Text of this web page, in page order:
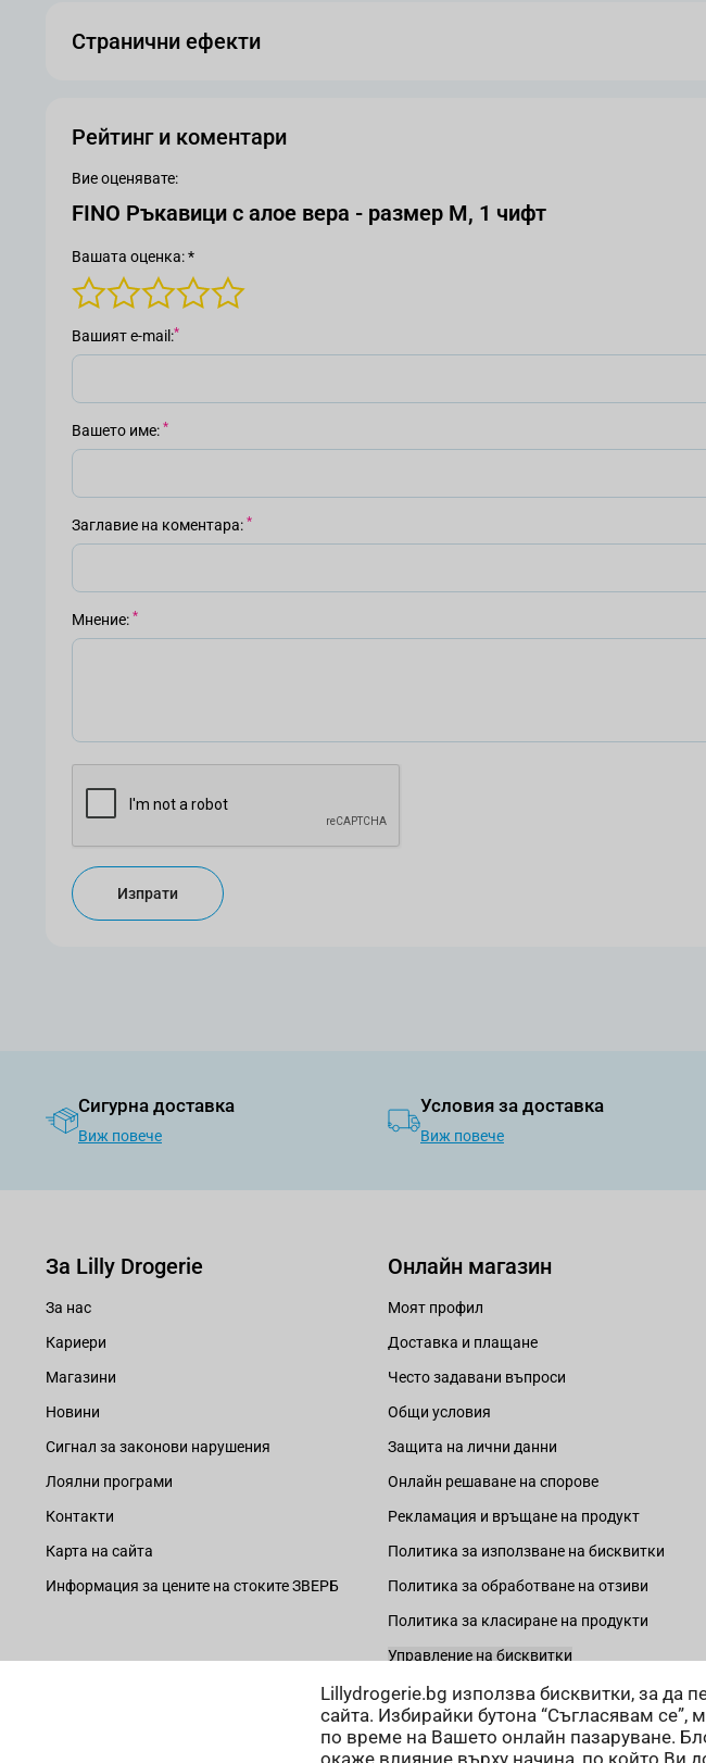
Lillydrogerie.bg използва бисквитки, за да
сайта. Избирайки бутона “Съгласявам
по време на Вашето онлайн пазаруване.
окаже влияние върху начина, по който Ви
Странични ефекти
Рейтинг и коментари
Вие оценявате:
FINO Ръкавици с алое вера - размер М, 1 чифт
Вашата оценка: *
Вашият е-mail
Вашето име
Заглавие на коментара
Мнение
Изпрати
Сигурна доставка
Виж повече
Условия за доставка
Виж повече
За Lilly Drogerie
За нас
Кариери
Магазини
Новини
Сигнал за законови нарушения
Лоялни програми
Контакти
Карта на сайта
Информация за цените на стоките ЗВЕРБ
Онлайн магазин
Моят профил
Доставка и плащане
Често задавани въпроси
Общи условия
Защита на лични данни
Онлайн решаване на спорове
Рекламация и връщане на продукт
Политика за използване на бисквитки
Политика за обработване на отзиви
Политика за класиране на продукти
Управление на бисквитки